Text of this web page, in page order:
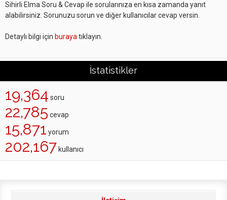
Sihirli Elma Soru & Cevap ile sorularınıza en kısa zamanda yanıt
alabilirsiniz. Sorunuzu sorun ve diğer kullanıcılar cevap versin.
Detaylı bilgi için buraya tıklayın.
İstatistikler
19,364 soru
22,785 cevap
15,871 yorum
202,167 kullanıcı